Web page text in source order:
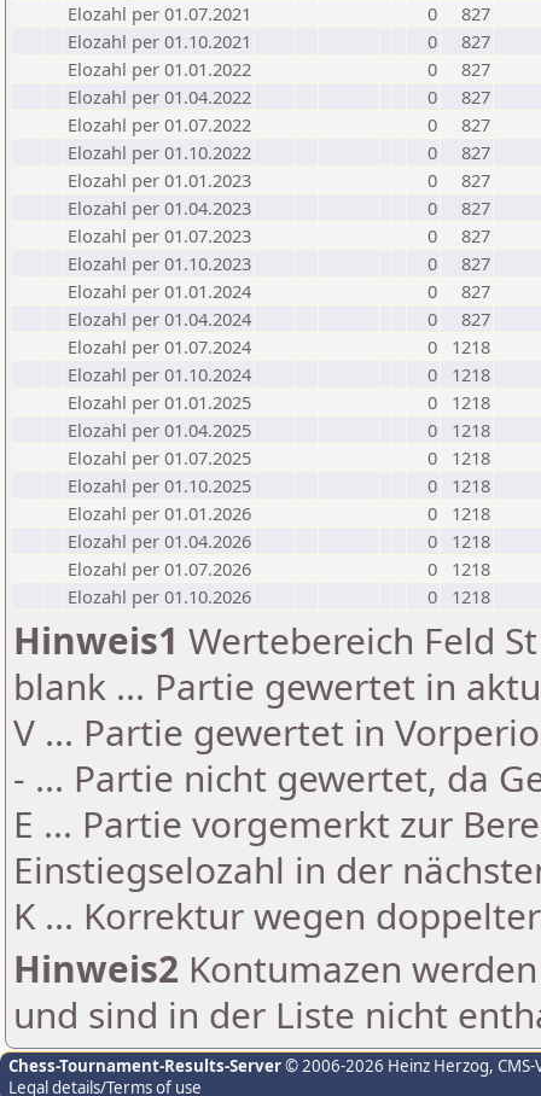
Elozahl per 01.07.2021
0
827
Elozahl per 01.10.2021
0
827
Elozahl per 01.01.2022
0
827
Elozahl per 01.04.2022
0
827
Elozahl per 01.07.2022
0
827
Elozahl per 01.10.2022
0
827
Elozahl per 01.01.2023
0
827
Elozahl per 01.04.2023
0
827
Elozahl per 01.07.2023
0
827
Elozahl per 01.10.2023
0
827
Elozahl per 01.01.2024
0
827
Elozahl per 01.04.2024
0
827
Elozahl per 01.07.2024
0
1218
Elozahl per 01.10.2024
0
1218
Elozahl per 01.01.2025
0
1218
Elozahl per 01.04.2025
0
1218
Elozahl per 01.07.2025
0
1218
Elozahl per 01.10.2025
0
1218
Elozahl per 01.01.2026
0
1218
Elozahl per 01.04.2026
0
1218
Elozahl per 01.07.2026
0
1218
Elozahl per 01.10.2026
0 1218
Hinweis1 Wertebereich Feld
blank ... Partie gewertet in
V ... Partie gewertet in
- ... Partie nicht gewertet, da
E ... Partie vorgemerkt zur
Einstiegselozahl in der
K ... Korrektur wegen
Hinweis2 Kontumazen
und sind in der Liste nicht
Chess-Tournament-Results-Server© 2006-2026 Heinz Herzog,
Legal details/Terms of use